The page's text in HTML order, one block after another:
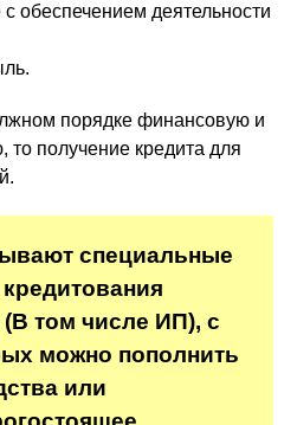
обеспечением деятельности
порядке финансовую и
то получение кредита для
специальные
(В том числе ИП), с
можно пополнить
или